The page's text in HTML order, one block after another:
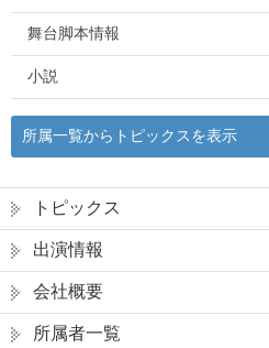
舞台脚本情報
小説
所属一覧からトピックスを表示
トピックス
出演情報
会社概要
所属者一覧